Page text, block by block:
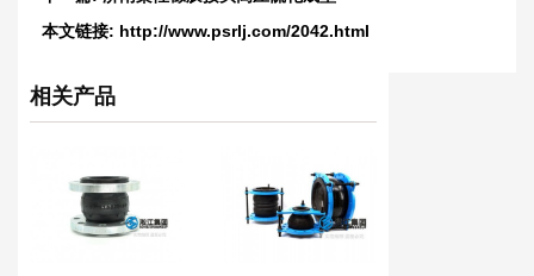
本文链接: http://www.psrlj.com/2042.html
相关产品